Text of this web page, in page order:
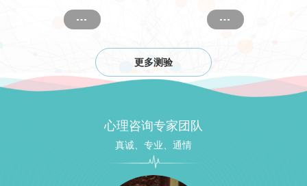
更多测验
心理咨询专家团队
真诚、专业、通情